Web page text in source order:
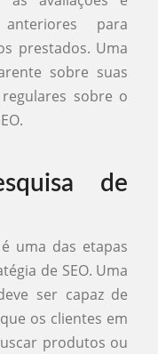
para
prestados. Uma
sobre suas
sobre o
de
uma das etapas
de SEO. Uma
ser capaz de
os clientes em
produtos ou